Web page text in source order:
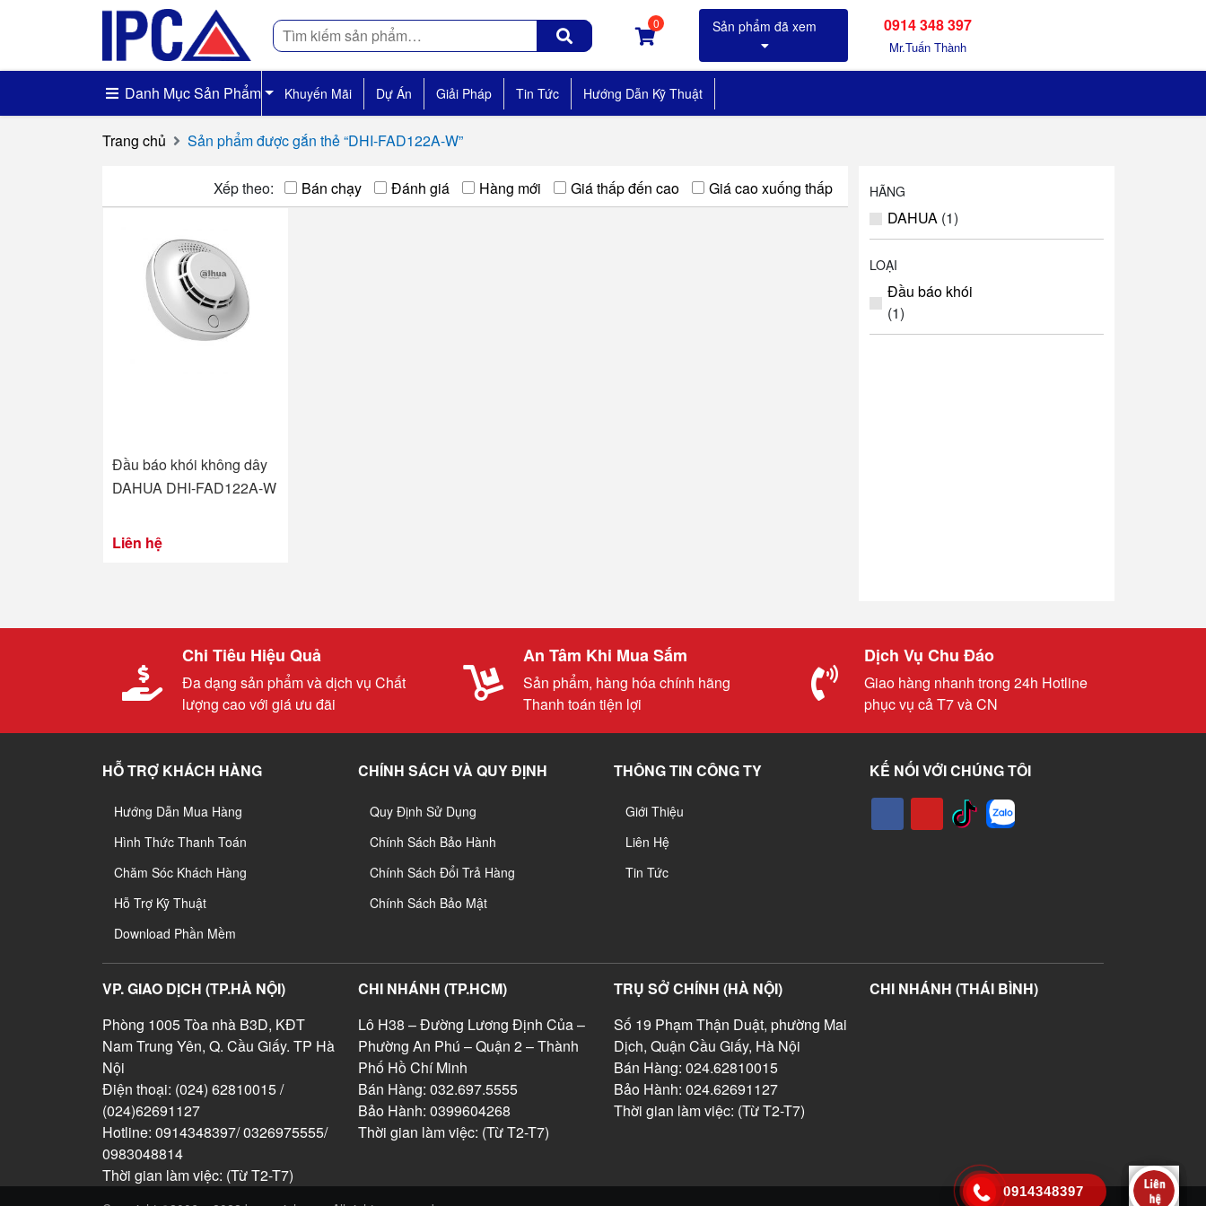
Tìm
kiếm
0 0914 348 397
Mr.Tuấn Thành
Danh Mục Sản Phẩm Khuyến Mãi Dự Án Giải Pháp Tin Tức Hướng Dẫn Kỹ Thuật
Trang chủ Sản phẩm được gắn thẻ “DHI-FAD122A-W”
Xếp theo: Bán chạy Đánh giá Hàng mới Giá thấp đến cao Giá cao xuống thấp
Đầu báo khói không dây
DAHUA DHI-FAD122A-W
Liên hệ
HÃNG
DAHUA (1)
LOẠI
Đầu báo khói
(1)
Chi Tiêu Hiệu Quả
Đa dạng sản phẩm và dịch vụ Chất
lượng cao với giá ưu đãi
An Tâm Khi Mua Sắm
Sản phẩm, hàng hóa chính hãng
Thanh toán tiện lợi
Dịch Vụ Chu Đáo
Giao hàng nhanh trong 24h Hotline
phục vụ cả T7 và CN
HỖ TRỢ KHÁCH HÀNG
Hướng Dẫn Mua Hàng
Hình Thức Thanh Toán
Chăm Sóc Khách Hàng
Hỗ Trợ Kỹ Thuật
Download Phần Mềm
CHÍNH SÁCH VÀ QUY ĐỊNH
Quy Định Sử Dụng
Chính Sách Bảo Hành
Chính Sách Đổi Trả Hàng
Chính Sách Bảo Mật
THÔNG TIN CÔNG TY
Giới Thiệu
Liên Hệ
Tin Tức
KẾ NỐI VỚI CHÚNG TÔI
VP. GIAO DỊCH (TP.HÀ NỘI)
Phòng 1005 Tòa nhà B3D, KĐT
Nam Trung Yên, Q. Cầu Giấy. TP Hà
Nội
Điện thoại: (024) 62810015 /
(024)62691127
Hotline: 0914348397/ 0326975555/
0983048814
Thời gian làm việc: (Từ T2-T7)
CHI NHÁNH (TP.HCM)
Lô H38 – Đường Lương Định Của –
Phường An Phú – Quận 2 – Thành
Phố Hồ Chí Minh
Bán Hàng: 032.697.5555
Bảo Hành: 0399604268
Thời gian làm việc: (Từ T2-T7)
TRỤ SỞ CHÍNH (HÀ NỘI)
Số 19 Phạm Thận Duật, phường Mai
Dịch, Quận Cầu Giấy, Hà Nội
Bán Hàng: 024.62810015
Bảo Hành: 024.62691127
Thời gian làm việc: (Từ T2-T7)
CHI NHÁNH (THÁI BÌNH)
0914348397